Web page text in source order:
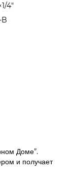
4"
B
Доме”.
и получает